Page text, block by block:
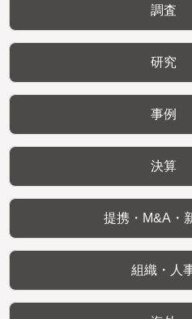
調査
研究
事例
決算
提携・M&A・
組織・人